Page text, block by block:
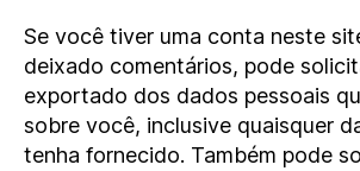
Se você tiver uma conta neste
deixado comentários, pode
exportado dos dados pessoais
sobre você, inclusive quaisquer
tenha fornecido. Também pode